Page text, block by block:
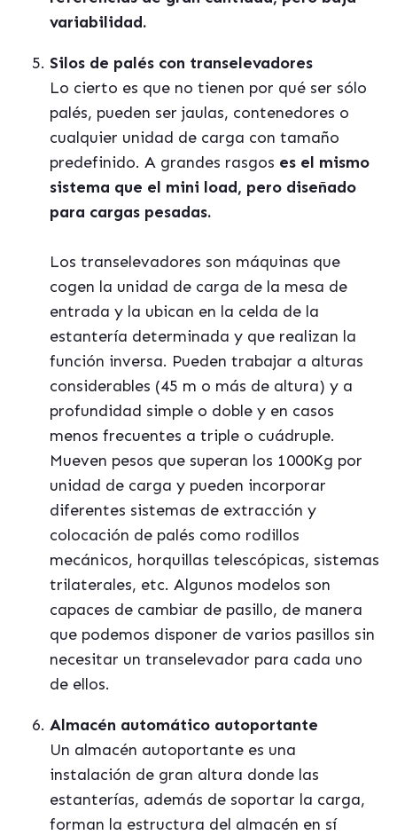
variabilidad.
Silos de palés con transelevadores
Lo cierto es que no tienen por qué ser sólo
palés, pueden ser jaulas, contenedores o
cualquier unidad de carga con tamaño
predefinido. A grandes rasgos es el mismo
sistema que el mini load, pero diseñado
para cargas pesadas.
Los transelevadores son máquinas que
cogen la unidad de carga de la mesa de
entrada y la ubican en la celda de la
estantería determinada y que realizan la
función inversa. Pueden trabajar a alturas
considerables (45 m o más de altura) y a
profundidad simple o doble y en casos
menos frecuentes a triple o cuádruple.
Mueven pesos que superan los 1000Kg por
unidad de carga y pueden incorporar
diferentes sistemas de extracción y
colocación de palés como rodillos
mecánicos, horquillas telescópicas, sistemas
trilaterales, etc. Algunos modelos son
capaces de cambiar de pasillo, de manera
que podemos disponer de varios pasillos sin
necesitar un transelevador para cada uno
de ellos.
Almacén automático autoportante
Un almacén autoportante es una
instalación de gran altura donde las
estanterías, además de soportar la carga,
forman la estructura del almacén en sí